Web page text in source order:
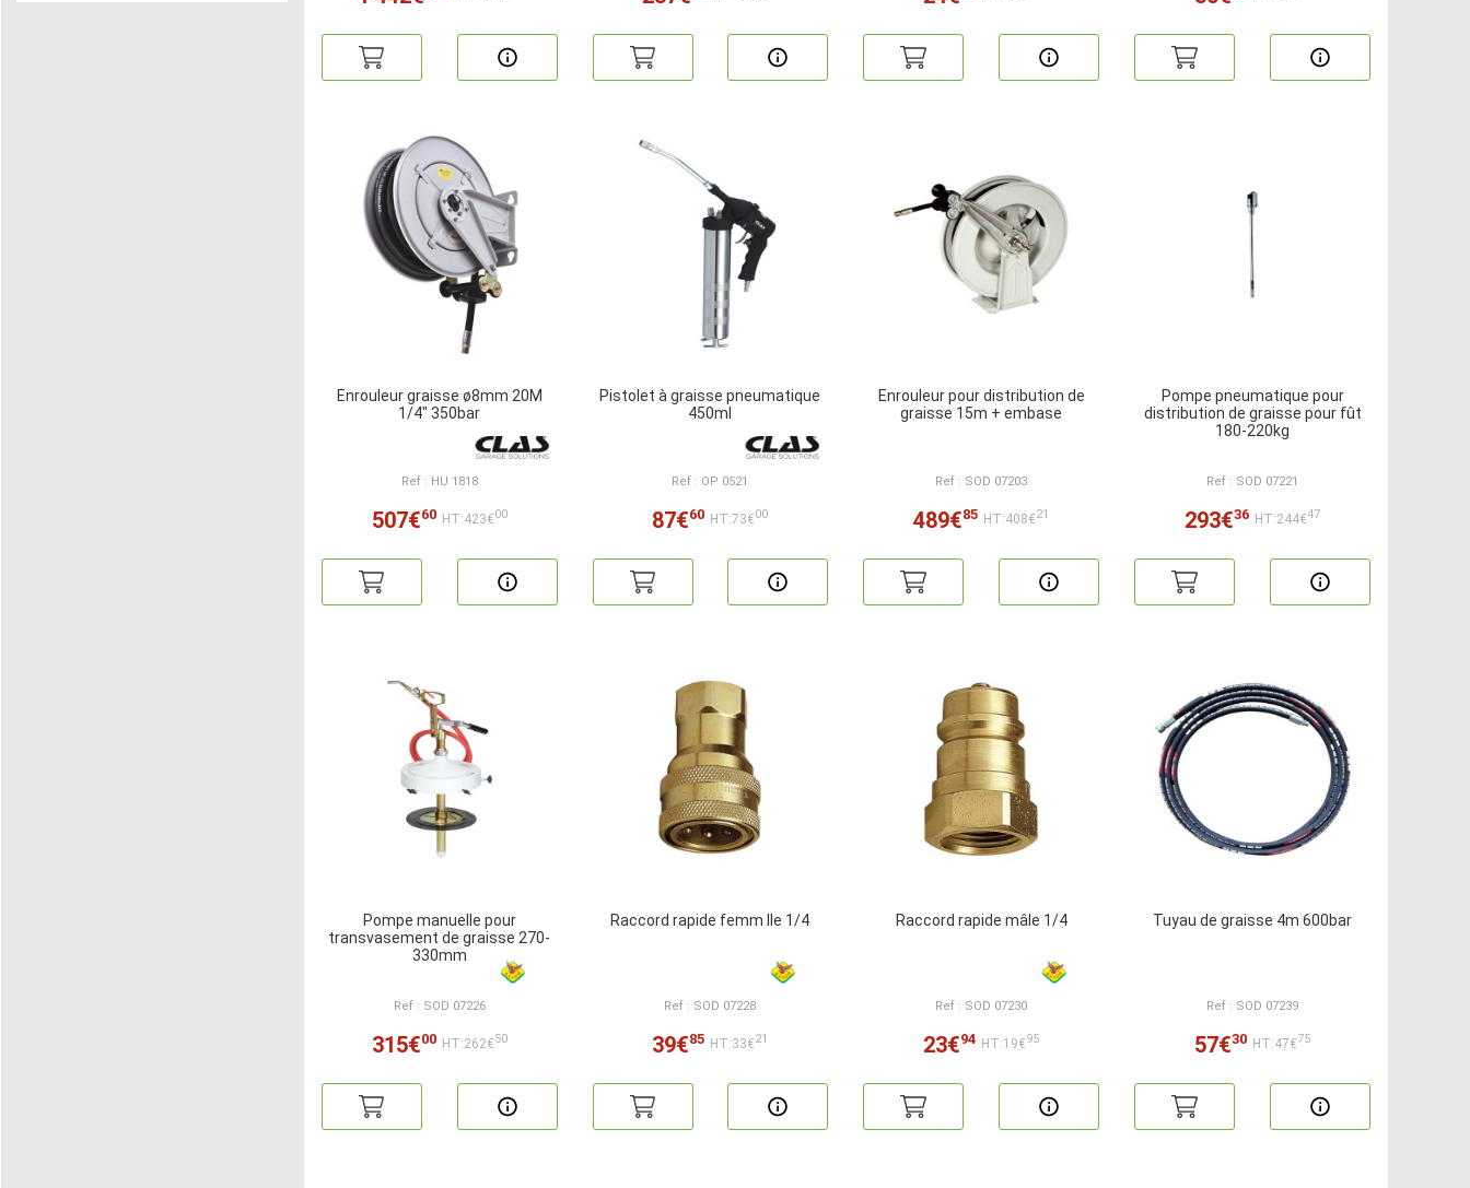
Enrouleur graisse ø8mm 20M
1/4" 350bar
Ref : HU 1818
507€60 HT:423€00
Pistolet à graisse pneumatique
450ml
Ref : OP 0521
87€60 HT:73€00
Enrouleur pour distribution de
graisse 15m + embase
Ref : SOD 07203
489€85 HT:408€21
Pompe pneumatique pour
distribution de graisse pour fût
180-220kg
Ref : SOD 07221
293€36 HT:244€47
Pompe manuelle pour
transvasement de graisse 270-
330mm
Ref : SOD 07226
315€00 HT:262€50
Raccord rapide femm lle 1/4
Ref : SOD 07228
39€85 HT:33€21
Raccord rapide mâle 1/4
Ref : SOD 07230
23€94 HT:19€95
Tuyau de graisse 4m 600bar
Ref : SOD 07239
57€30 HT:47€75